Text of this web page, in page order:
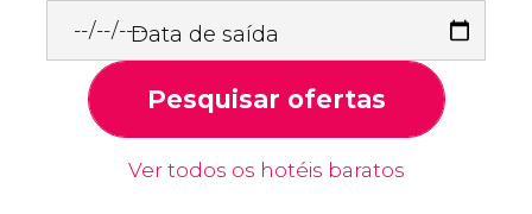
Data de saída
Pesquisar ofertas
Ver todos os hotéis baratos